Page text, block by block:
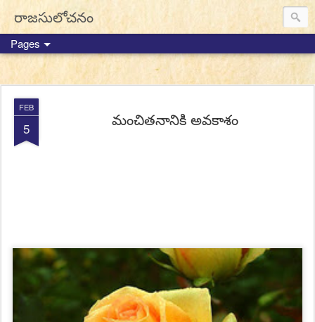
//Disable mouse select
రాజసులోచనం
Pages
FEB
5 మంచితనానికి అవకాశం